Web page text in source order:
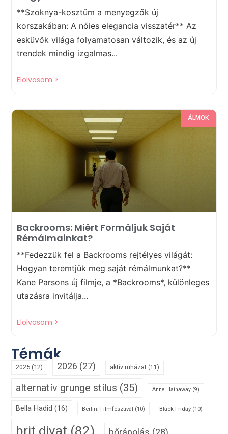
**Szoknya-kosztüm a menyegzők új
korszakában: A nőies elegancia visszatér** Az
esküvők világa folyamatosan változik, és az új
trendek mindig izgalmas...
Elolvasom >
ÁLMOK
Backrooms: Miért Formáljuk Saját
Rémálmainkat?
**Fedezzük fel a Backrooms rejtélyes világát:
Hogyan teremtjük meg saját rémálmunkat?**
Kane Parsons új filmje, a *Backrooms*, különleges
utazásra invitálja...
Elolvasom >
Témák
2025 (12) 2026 (27) aktív ruházat (11)
alternatív grunge stílus (35) Anne Hathaway (9)
Bella Hadid (16) Berlini Filmfesztivál (10) Black Friday (10)
brit divat (82)